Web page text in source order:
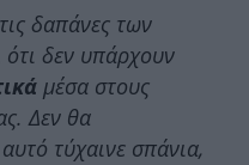
δαπάνες των
ότι δεν υπάρχουν
μέσα στους
Δεν θα
τύχαινε σπάνια,